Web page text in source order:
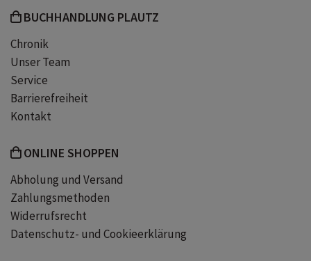
BUCHHANDLUNG PLAUTZ
Chronik
Unser Team
Service
Barrierefreiheit
Kontakt
ONLINE SHOPPEN
Abholung und Versand
Zahlungsmethoden
Widerrufsrecht
Datenschutz- und Cookieerklärung